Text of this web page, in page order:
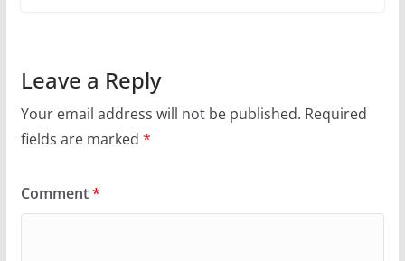
Leave a Reply
Your email address will not be published. Required
fields are marked *
Comment*